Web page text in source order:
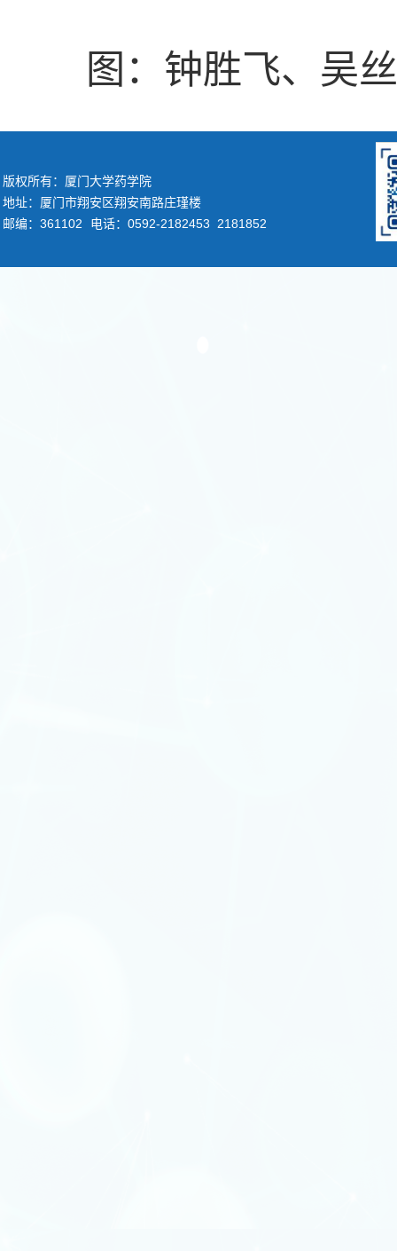
图：钟胜飞、吴
版权所有：厦门大学药学院
地址：厦门市翔安区翔安南路庄瑾楼
邮编：361102
电话：0592-2182453 2181852